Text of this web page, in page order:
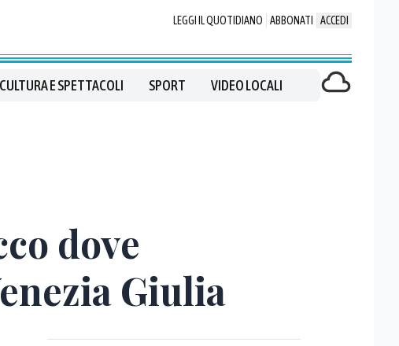
LEGGI IL QUOTIDIANO ABBONATI ACCEDI
CULTURA E SPETTACOLI SPORT VIDEO LOCALI
dove
Giulia